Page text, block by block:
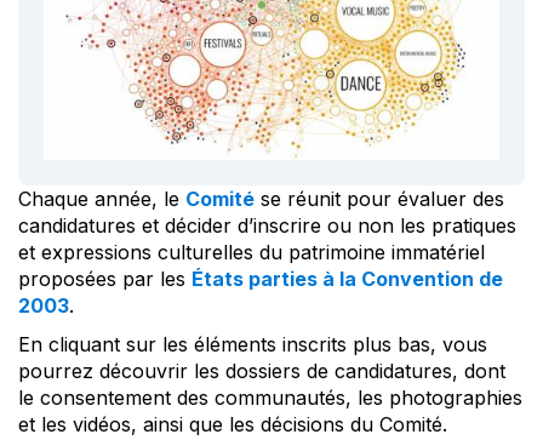
Chaque année, le Comité se réunit pour évaluer des
candidatures et décider d’inscrire ou non les pratiques
et expressions culturelles du patrimoine immatériel
proposées par les États parties à la Convention de
2003.
En cliquant sur les éléments inscrits plus bas, vous
pourrez découvrir les dossiers de candidatures, dont
le consentement des communautés, les photographies
et les vidéos, ainsi que les décisions du Comité.